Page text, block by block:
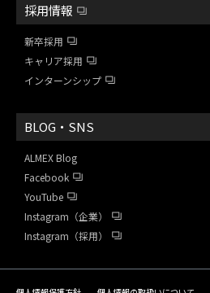
採用情報
新卒採用
キャリア採用
インターンシップ
BLOG・SNS
ALMEX Blog
Facebook
YouTube
Instagram（企業）
Instagram（採用）